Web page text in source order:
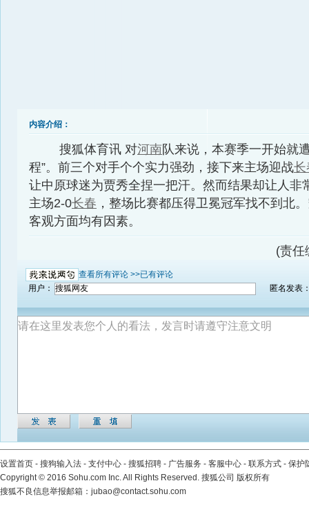
内容介绍：
搜狐体育讯 对河南 队来说，本赛季一开始就
程”。前三个对手个个实力强劲，接下来主场迎战长
让中原球迷为贾秀全捏一把汗。然而结果却让人非
主场2-0长春 ，整场比赛都压得卫冕冠军找不到北
客观方面均有因素。
(责任
查看所有评论 >>已有评论
用户：
匿名发表
设置首页 - 搜狗输入法 - 支付中心 - 搜狐招聘 - 广告服务 - 客服中心 - 联系方式 - 保护
Copyright© 2016 Sohu.com Inc. All Rights Reserved. 搜狐公司 版权所有
搜狐不良信息举报邮箱： jubao@contact.sohu.com